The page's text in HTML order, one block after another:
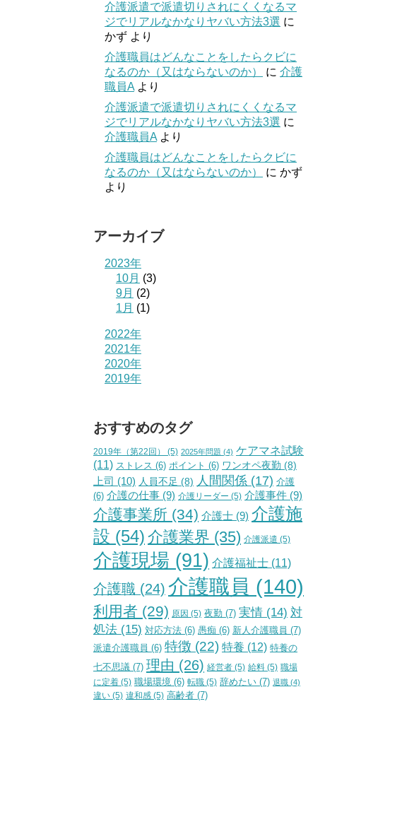
介護派遣で派遣切りされにくくなるマ
ジでリアルなかなりヤバい方法3選 に
かず より
介護職員はどんなことをしたらクビに
なるのか（又はならないのか）
に 介護
職員A より
介護派遣で派遣切りされにくくなるマ
ジでリアルなかなりヤバい方法3選 に
介護職員A より
介護職員はどんなことをしたらクビに
なるのか（又はならないのか）
に かず
より
アーカイブ
2023年
10月 (3)
9月 (2)
1月 (1)
2022年
2021年
2020年
2019年
おすすめのタグ
2019年（第22回） (5) 2025年問題 (4) ケアマネ試験
(11) ストレス (6) ポイント (6) ワンオペ夜勤 (8)
上司 (10) 人員不足 (8) 人間関係 (17) 介護
(6) 介護の仕事 (9) 介護リーダー (5) 介護事件 (9)
介護事業所 (34) 介護士 (9) 介護施
設 (54) 介護業界 (35) 介護派遣 (5)
介護現場 (91) 介護福祉士 (11)
介護職 (24) 介護職員 (140)
利用者 (29) 原因 (5) 夜勤 (7) 実情 (14) 対
処法 (15) 対応方法 (6) 愚痴 (6) 新人介護職員 (7)
派遣介護職員 (6) 特徴 (22) 特養 (12) 特養の
七不思議 (7) 理由 (26) 経営者 (5) 給料 (5) 職場
に定着 (5) 職場環境 (6) 転職 (5) 辞めたい (7) 退職 (4)
違い (5) 違和感 (5) 高齢者 (7)